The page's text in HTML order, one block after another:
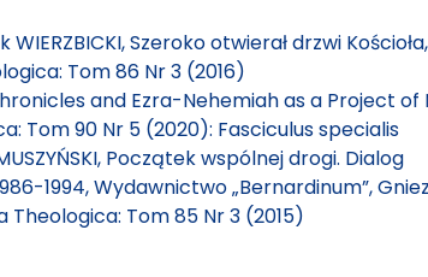
WIERZBICKI, Szeroko otwierał drzwi Kościoła,
Tom 86 Nr 3 (2016)
and Ezra-Nehemiah as a Project of
Tom 90 Nr 5 (2020): Fasciculus specialis
Początek wspólnej drogi. Dialog
1994, Wydawnictwo „Bernardinum”,
Theologica: Tom 85 Nr 3 (2015)